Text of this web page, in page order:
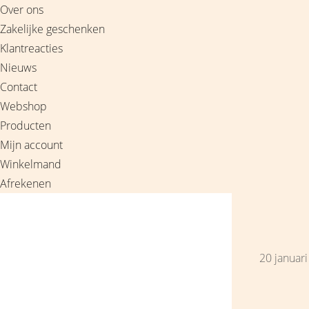
Door
naar
de
hoofd
inhoud
Over ons
Zakelijke geschenken
Klantreacties
Nieuws
Contact
Webshop
Producten
Mijn account
Winkelmand
Afrekenen
20